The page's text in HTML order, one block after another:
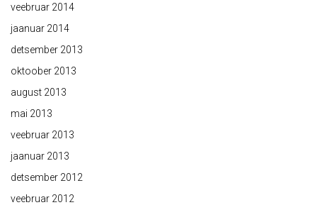
veebruar 2014
jaanuar 2014
detsember 2013
oktoober 2013
august 2013
mai 2013
veebruar 2013
jaanuar 2013
detsember 2012
veebruar 2012